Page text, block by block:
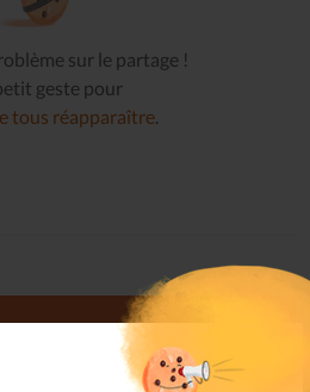
sur le partage !
geste pour
tous réapparaître